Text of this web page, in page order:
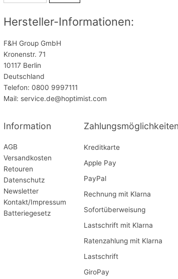
Hersteller-Informationen:
F&H Group GmbH
Kronenstr. 71
10117 Berlin
Deutschland
Telefon: 0800 9997111
Mail: service.de@hoptimist.com
Information
AGB
Versandkosten
Retouren
Datenschutz
Newsletter
Kontakt/Impressum
Batteriegesetz
Zahlungsmöglichkeiten
Kreditkarte
Apple Pay
PayPal
Rechnung mit Klarna
Sofortüberweisung
Lastschrift mit Klarna
Ratenzahlung mit Klarna
Lastschrift
GiroPay